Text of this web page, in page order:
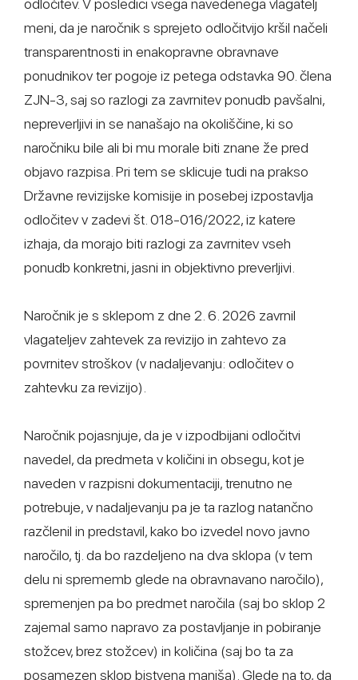
odločitev. V posledici vsega navedenega vlagatelj
meni, da je naročnik s sprejeto odločitvijo kršil načeli
transparentnosti in enakopravne obravnave
ponudnikov ter pogoje iz petega odstavka 90. člena
ZJN-3, saj so razlogi za zavrnitev ponudb pavšalni,
nepreverljivi in se nanašajo na okoliščine, ki so
naročniku bile ali bi mu morale biti znane že pred
objavo razpisa. Pri tem se sklicuje tudi na prakso
Državne revizijske komisije in posebej izpostavlja
odločitev v zadevi št. 018-016/2022, iz katere
izhaja, da morajo biti razlogi za zavrnitev vseh
ponudb konkretni, jasni in objektivno preverljivi.
Naročnik je s sklepom z dne 2. 6. 2026 zavrnil
vlagateljev zahtevek za revizijo in zahtevo za
povrnitev stroškov (v nadaljevanju: odločitev o
zahtevku za revizijo).
Naročnik pojasnjuje, da je v izpodbijani odločitvi
navedel, da predmeta v količini in obsegu, kot je
naveden v razpisni dokumentaciji, trenutno ne
potrebuje, v nadaljevanju pa je ta razlog natančno
razčlenil in predstavil, kako bo izvedel novo javno
naročilo, tj. da bo razdeljeno na dva sklopa (v tem
delu ni sprememb glede na obravnavano naročilo),
spremenjen pa bo predmet naročila (saj bo sklop 2
zajemal samo napravo za postavljanje in pobiranje
stožcev, brez stožcev) in količina (saj bo ta za
posamezen sklop bistvena manjša). Glede na to, da